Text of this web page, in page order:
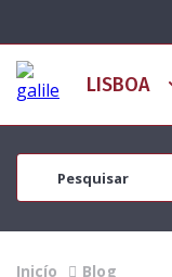
Inicío Blog